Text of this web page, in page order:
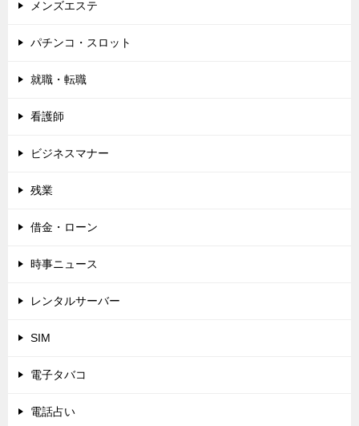
メンズエステ
パチンコ・スロット
就職・転職
看護師
ビジネスマナー
残業
借金・ローン
時事ニュース
レンタルサーバー
SIM
電子タバコ
電話占い